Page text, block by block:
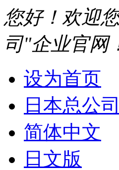
您好！欢迎
司"企业官网
设为首页
日本总公司
简体中文
日文版